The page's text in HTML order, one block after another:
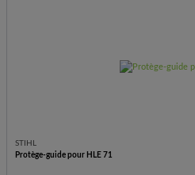
STIHL
Protège-guide pour HLE 71